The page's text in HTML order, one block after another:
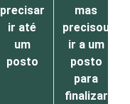
precisar
ir até
um
posto
mas
precisou
ir a um
posto
para
finalizar